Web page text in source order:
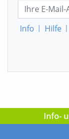
Info | Hilfe |
Info-